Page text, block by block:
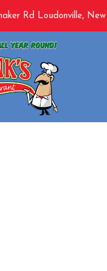
Rd Loudonville, New